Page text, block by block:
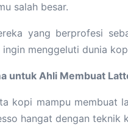
salah besar.
yang berprofesi
menggeluti dunia
untuk Ahli Membuat
kopi mampu membuat
hangat dengan teknik